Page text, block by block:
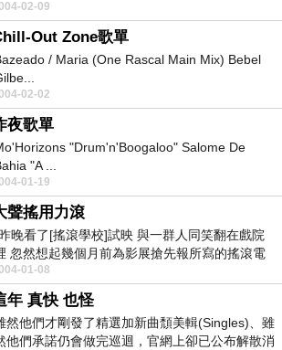
02-09
Out Zone歌單
/ Maria (One Rascal Main Mix) Bebel
02-02
夜歌單
"Drum'n'Boogaloo" Salome De
"A ...
01-19
聲搖用力滾
晚看了[搖滾學校]試映 與一群人同笑翻在戲院
忽然想起幾個月前為影展搶先報所寫的搖滾電
一文 ...
01-08
年 真快 也怪
然他們才剛發了精選加新曲頹美輯(Singles)、雖
他們承諾仍會做完巡迴，官網上卻已公布解散消